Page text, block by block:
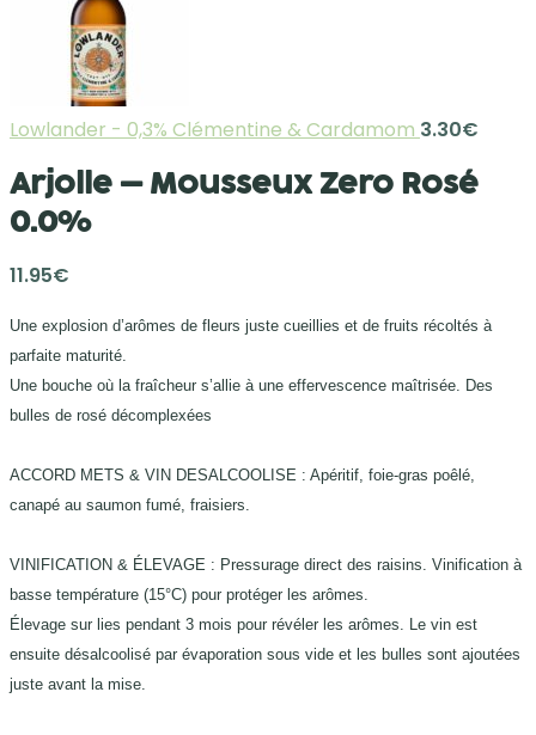
Lowlander - 0,3% Clémentine & Cardamom 3.30€
Arjolle – Mousseux Zero Rosé
0.0%
11.95€
Une explosion d’arômes de fleurs juste cueillies et de fruits récoltés à
parfaite maturité.
Une bouche où la fraîcheur s’allie à une effervescence maîtrisée. Des
bulles de rosé décomplexées
ACCORD METS & VIN DESALCOOLISE : Apéritif, foie-gras poêlé,
canapé au saumon fumé, fraisiers.
VINIFICATION & ÉLEVAGE : Pressurage direct des raisins. Vinification à
basse température (15°C) pour protéger les arômes.
Élevage sur lies pendant 3 mois pour révéler les arômes. Le vin est
ensuite désalcoolisé par évaporation sous vide et les bulles sont ajoutées
juste avant la mise.